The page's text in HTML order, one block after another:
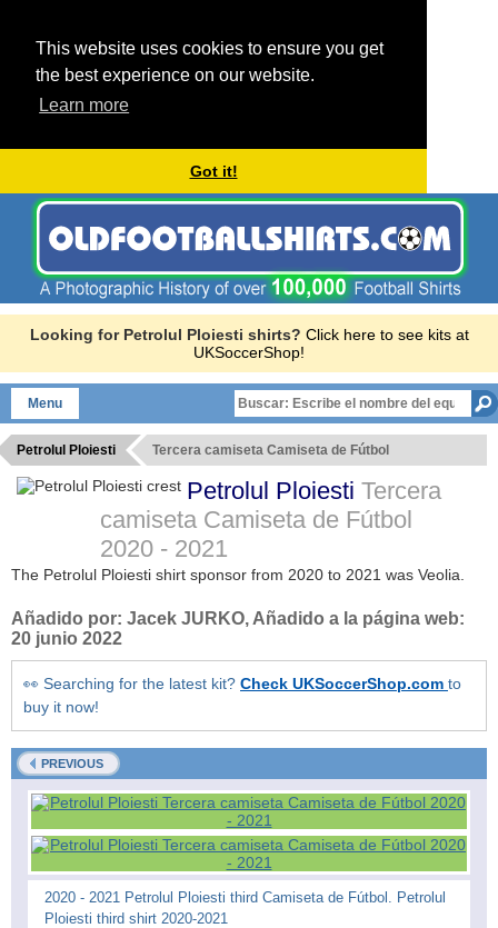
This website uses cookies to ensure you get
the best experience on our website.
Learn more
Got it!
Looking for Petrolul Ploiesti shirts? Click here to see kits at
UKSoccerShop!
Menu
Petrolul Ploiesti Tercera camiseta Camiseta de Fútbol
Petrolul Ploiesti Tercera
camiseta Camiseta de Fútbol
2020 - 2021
The Petrolul Ploiesti shirt sponsor from 2020 to 2021 was Veolia.
Añadido por: Jacek JURKO, Añadido a la página web:
20 junio 2022
👀 Searching for the latest kit? Check UKSoccerShop.com to
buy it now!
PREVIOUS
2020 - 2021 Petrolul Ploiesti third Camiseta de Fútbol. Petrolul
Ploiesti third shirt 2020-2021